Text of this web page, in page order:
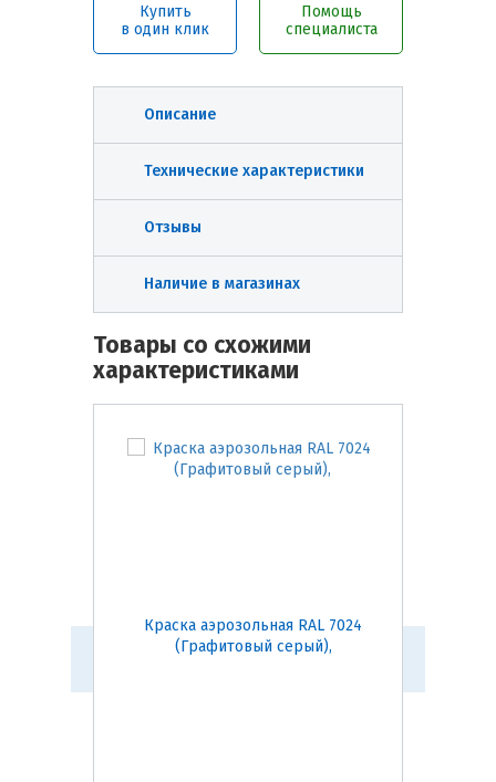
Купить
в один клик
Помощь
специалиста
Описание
Технические характеристики
Отзывы
Наличие в магазинах
Товары со схожими
характеристиками
Краска аэрозольная RAL 7024
(Графитовый серый),